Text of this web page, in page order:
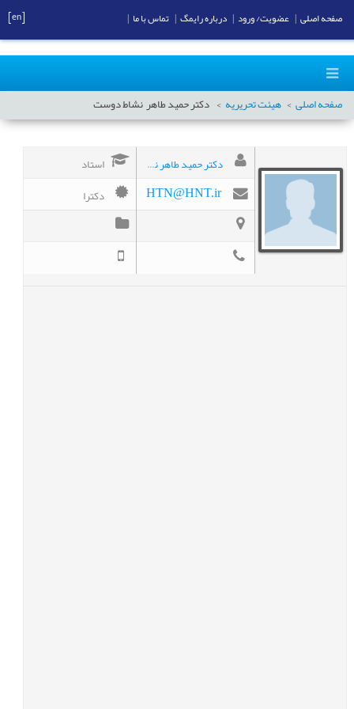
صفحه اصلی هیئت تحریریه دکتر حمید طاهرنشاط دوست
دکتر حمید طاهر نشاط دوست استاد
HTN@HNT.ir دکترا
صفحه اصلی عضویت/ ورود درباره رایمگ تماس با ما